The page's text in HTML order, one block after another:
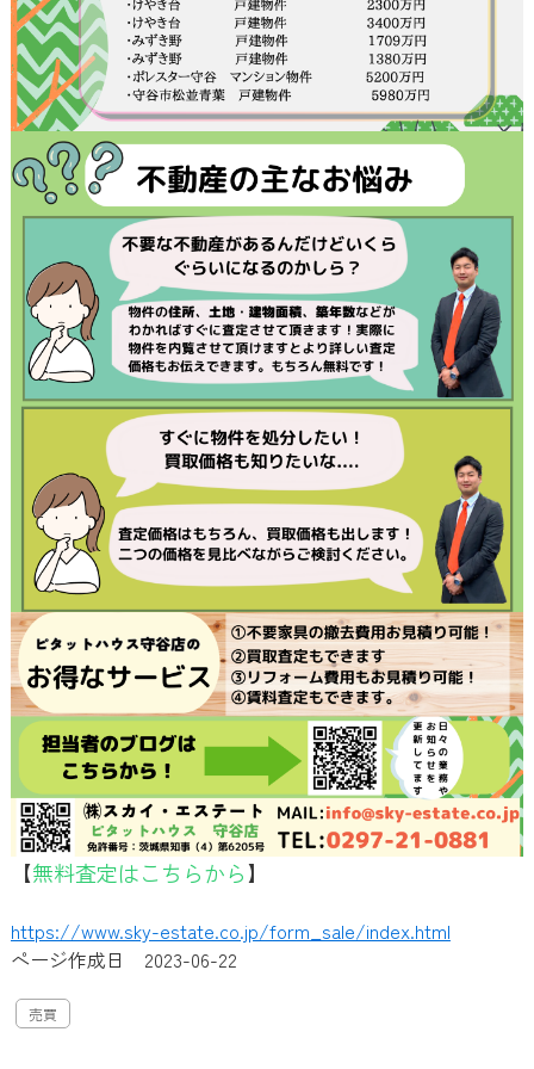
【無料査定はこちらから】
https://www.sky-estate.co.jp/form_sale/index.html
ページ作成日 2023-06-22
売買